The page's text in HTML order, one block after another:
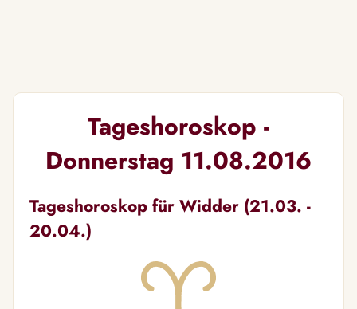
Tageshoroskop -
Donnerstag 11.08.2016
Tageshoroskop für Widder (21.03. -
20.04.)